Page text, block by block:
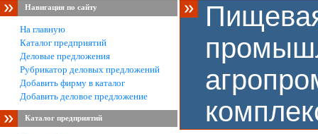
Навигация по сайту
На главную
Каталог предприятий
Деловые предложения
Рубрикатор деловых предложений
Добавить фирму в каталог
Добавить деловое предложение
Каталог предприятий